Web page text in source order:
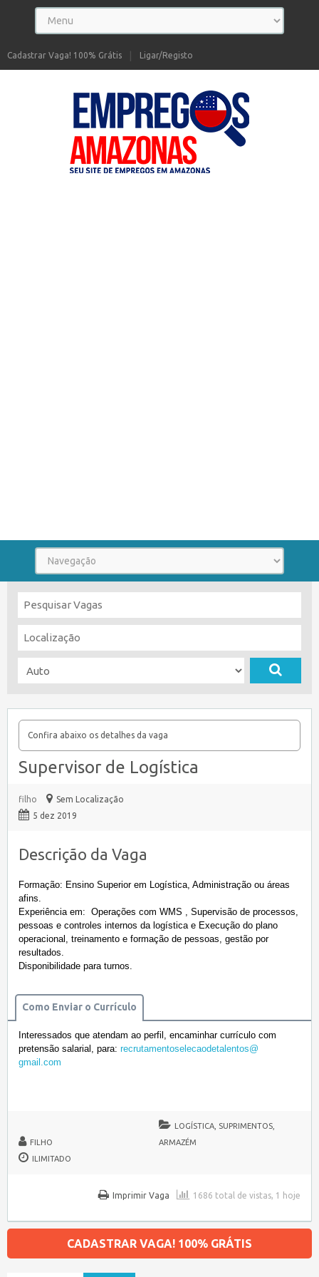
Ligar/Registo
Cadastrar Vaga! 100% Grátis
Confira abaixo os detalhes da vaga
Supervisor de Logística
filho
Sem Localização
5 dez 2019
Descrição da Vaga
Formação: Ensino Superior em Logística, Administração ou áreas
afins.
Experiência em: Operações com WMS , Supervisão de processos,
pessoas e controles internos da logística e Execução do plano
operacional, treinamento e formação de pessoas, gestão por
resultados.
Disponibilidade para turnos.
Como Enviar o Currículo
Interessados que atendam ao perfil, encaminhar currículo com
pretensão salarial, para: recrutamentoselecaodetalentos@
gmail.com
FILHO
LOGÍSTICA, SUPRIMENTOS,
ARMAZÉM
ILIMITADO
1686 total de vistas, 1 hoje
Imprimir Vaga
CADASTRAR VAGA! 100% GRÁTIS